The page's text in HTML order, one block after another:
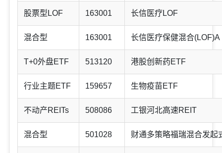
股票型LOF 163001 长信医疗LOF
混合型 163001 长信医疗保健混合(LOF)A
T+0外盘ETF 513120 港股创新药ETF
行业主题ETF 159657 生物疫苗ETF
不动产REITs 508086 工银河北高速REIT
混合型 501028 财通多策略福瑞混合发起